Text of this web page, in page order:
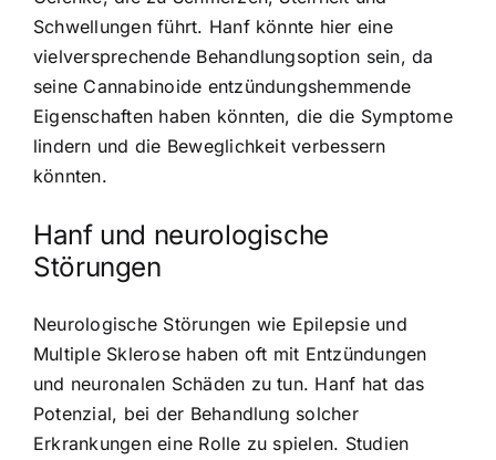
Schwellungen führt. Hanf könnte hier eine
vielversprechende Behandlungsoption sein, da
seine Cannabinoide entzündungshemmende
Eigenschaften haben könnten, die die Symptome
lindern und die Beweglichkeit verbessern
könnten.
Hanf und neurologische
Störungen
Neurologische Störungen wie Epilepsie und
Multiple Sklerose haben oft mit Entzündungen
und neuronalen Schäden zu tun. Hanf hat das
Potenzial, bei der Behandlung solcher
Erkrankungen eine Rolle zu spielen. Studien